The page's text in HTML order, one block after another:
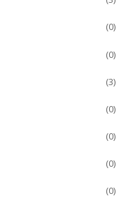
(0)
(0)
(3)
(0)
(0)
(0)
(0)